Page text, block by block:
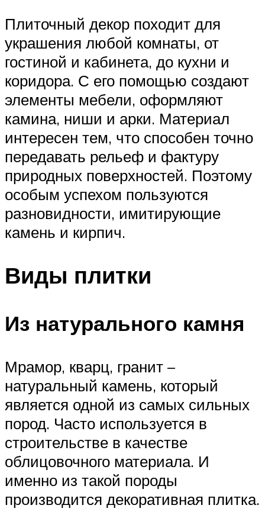
Плиточный декор походит для
украшения любой комнаты, от
гостиной и кабинета, до кухни и
коридора. С его помощью создают
элементы мебели, оформляют
камина, ниши и арки. Материал
интересен тем, что способен точно
передавать рельеф и фактуру
природных поверхностей. Поэтому
особым успехом пользуются
разновидности, имитирующие
камень и кирпич.
Виды плитки
Из натурального камня
Мрамор, кварц, гранит –
натуральный камень, который
является одной из самых сильных
пород. Часто используется в
строительстве в качестве
облицовочного материала. И
именно из такой породы
производится декоративная плитка.